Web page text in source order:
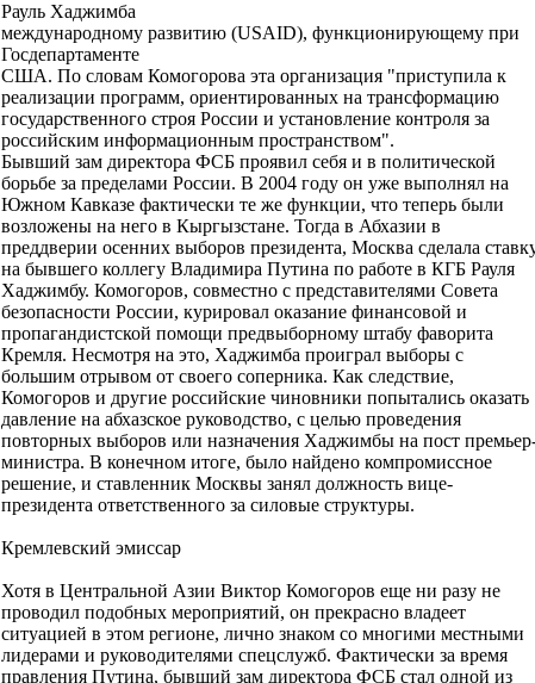
Рауль Хаджимба
международному развитию (USAID), функционирующему при
Госдепартаменте
США. По словам Комогорова эта организация "приступила к
реализации программ, ориентированных на трансформацию
государственного строя России и установление контроля за
российским информационным пространством".
Бывший зам директора ФСБ проявил себя и в политической
борьбе за пределами России. В 2004 году он уже выполнял на
Южном Кавказе фактически те же функции, что теперь были
возложены на него в Кыргызстане. Тогда в Абхазии в
преддверии осенних выборов президента, Москва сделала
на бывшего коллегу Владимира Путина по работе в КГБ Рауля
Хаджимбу. Комогоров, совместно с представителями Совета
безопасности России, курировал оказание финансовой и
пропагандистской помощи предвыборному штабу фаворита
Кремля. Несмотря на это, Хаджимба проиграл выборы с
большим отрывом от своего соперника. Как следствие,
Комогоров и другие российские чиновники попытались оказать
давление на абхазское руководство, с целью проведения
повторных выборов или назначения Хаджимбы на пост
министра. В конечном итоге, было найдено компромиссное
решение, и ставленник Москвы занял должность вице-
президента ответственного за силовые структуры.
Кремлевский эмиссар
Хотя в Центральной Азии Виктор Комогоров еще ни разу не
проводил подобных мероприятий, он прекрасно владеет
ситуацией в этом регионе, лично знаком со многими местными
лидерами и руководителями спецслужб. Фактически за время
правления Путина, бывший зам директора ФСБ стал одной из